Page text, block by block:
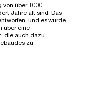
von über 1000
Jahre alt sind. Das
und es wurde
über eine
die auch dazu
zu